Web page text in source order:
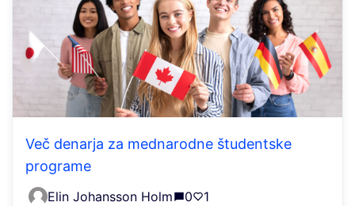
Več denarja za mednarodne študentske
programe
Elin Johansson Holm 0 1